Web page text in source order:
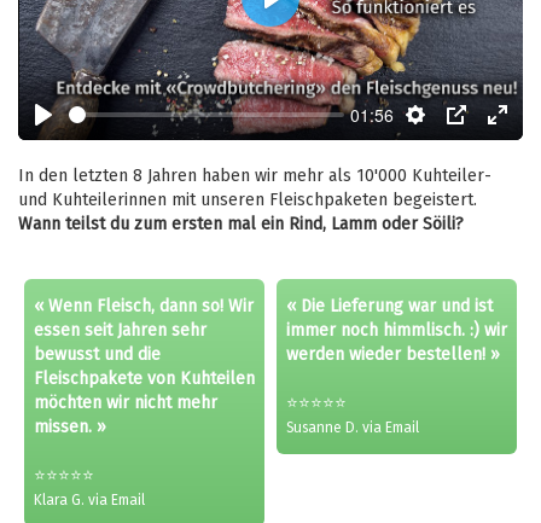
Play
01:56
Settings
PIP Enter
Play
In den letzten 8 Jahren haben wir mehr als 10'000 Kuhteiler-
und Kuhteilerinnen mit unseren Fleischpaketen begeistert.
Wann teilst du zum ersten mal ein Rind, Lamm oder Söili?
« Wenn Fleisch, dann so! Wir
essen seit Jahren sehr
bewusst und die
Fleischpakete von Kuhteilen
möchten wir nicht mehr
missen. »
⭐⭐⭐⭐⭐
Klara G. via Email
« Die Lieferung war und ist
immer noch himmlisch. :) wir
werden wieder bestellen! »
⭐⭐⭐⭐⭐
Susanne D. via Email